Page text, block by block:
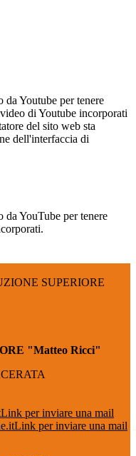
da Youtube per tenere
di Youtube incorporati
del sito web sta
dell'interfaccia di
da YouTube per tenere
SUPERIORE
"Matteo Ricci"
Link per inviare una mail
Link per inviare una mail